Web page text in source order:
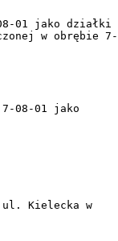
01 jako działki
w obrębie 7-
08-01 jako
ul. Kielecka w